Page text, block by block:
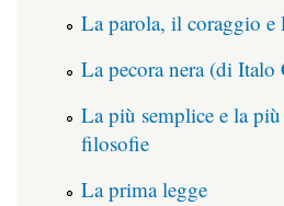
La parola, il coraggio e
La pecora nera (di Italo
La più semplice e la
filosofie
La prima legge